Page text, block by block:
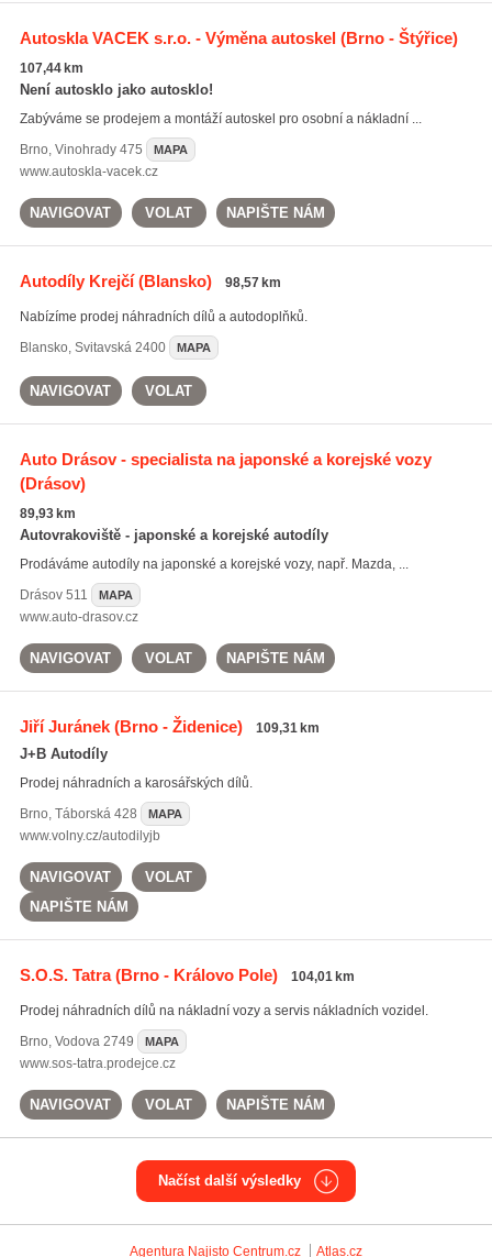
Autoskla VACEK s.r.o. - Výměna autoskel(Brno - Štýřice)
107,44 km
Není autosklo jako autosklo!
Zabýváme se prodejem a montáží autoskel pro osobní a nákladní ...
Brno, Vinohrady 475 MAPA
www.autoskla-vacek.cz
NAVIGOVAT VOLAT NAPIŠTE NÁM
Autodíly Krejčí(Blansko) 98,57 km
Nabízíme prodej náhradních dílů a autodoplňků.
Blansko, Svitavská 2400 MAPA
NAVIGOVAT VOLAT
Auto Drásov - specialista na japonské a korejské vozy
(Drásov)
89,93 km
Autovrakoviště - japonské a korejské autodíly
Prodáváme autodíly na japonské a korejské vozy, např. Mazda, ...
Drásov511 MAPA
www.auto-drasov.cz
NAVIGOVAT VOLAT NAPIŠTE NÁM
Jiří Juránek(Brno - Židenice) 109,31 km
J+B Autodíly
Prodej náhradních a karosářských dílů.
Brno, Táborská 428 MAPA
www.volny.cz/autodilyjb
NAVIGOVAT
VOLAT
NAPIŠTE NÁM
S.O.S. Tatra(Brno - Královo Pole) 104,01 km
Prodej náhradních dílů na nákladní vozy a servis nákladních vozidel.
Brno, Vodova 2749 MAPA
www.sos-tatra.prodejce.cz
NAVIGOVAT VOLAT NAPIŠTE NÁM
Načíst další výsledky
Agentura Najisto Centrum.cz Atlas.cz